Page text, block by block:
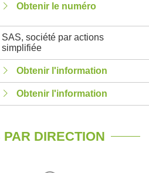
Obtenir le numéro
SAS, société par actions
simplifiée
Obtenir l'information
Obtenir l'information
PAR DIRECTION